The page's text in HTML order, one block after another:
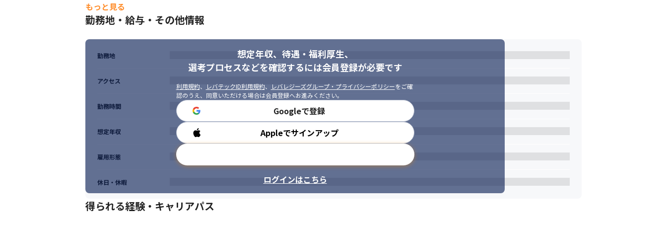
もっと見る
勤務地・給与・その他情報
想定年収、待遇・福利厚生、
選考プロセスなどを確認するには会員登録が必要です
利用規約、 レバテックID利用規約、 レバレジーズグループ・プライバシーポリシーをご確
認のうえ、同意いただける場合は会員登録へお進みください。
Googleで登録
Appleでサインアップ
ログインはこちら
勤務地
アクセス
勤務時間
想定年収
雇用形態
休日・休暇
得られる経験・キャリアパス